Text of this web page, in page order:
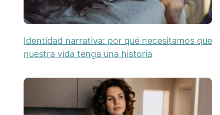
Identidad narrativa: por qué necesitamos que
nuestra vida tenga una historia